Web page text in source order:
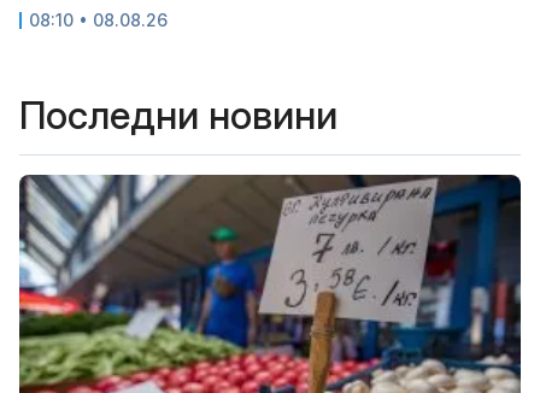
08:10 • 08.08.26
Последни новини